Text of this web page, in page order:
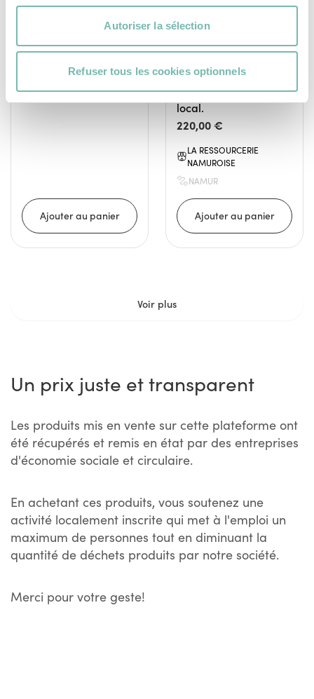
Autoriser la sélection
Refuser tous les cookies optionnels
l’élégance sobre avec
son assise en bois de
ses deux pièces
métalliques façonnées
par un ferronnier
local.
220,00 €
LA RESSOURCERIE
NAMUROISE
NAMUR
Voir plus
Un prix juste et transparent
Les produits mis en vente sur cette plateforme ont
été récupérés et remis en état par des entreprises
d'économie sociale et circulaire.
En achetant ces produits, vous soutenez une
activité localement inscrite qui met à l'emploi un
maximum de personnes tout en diminuant la
quantité de déchets produits par notre société.
Merci pour votre geste!